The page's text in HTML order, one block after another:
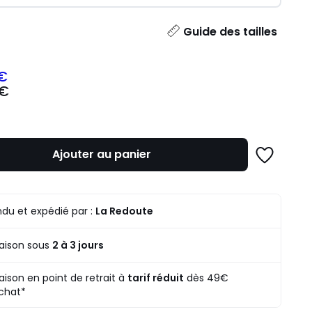
Guide des tailles
Ajouter au panier
Ajouter
et expédié par : La Redoute
sous 2 à 3 jours
en point de retrait à tarif réduit dès 49€